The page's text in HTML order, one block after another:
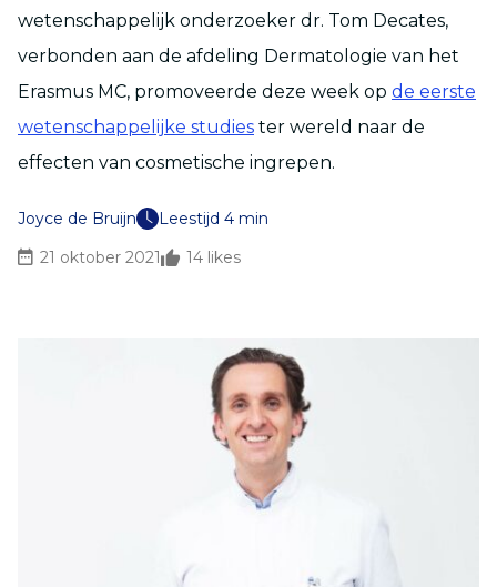
wetenschappelijk onderzoeker dr. Tom Decates,
verbonden aan de afdeling Dermatologie van het
Erasmus MC, promoveerde deze week op de eerste
wetenschappelijke studies ter wereld naar de
effecten van cosmetische ingrepen.
Joyce de Bruijn
Leestijd 4 min
21 oktober 2021
14 likes